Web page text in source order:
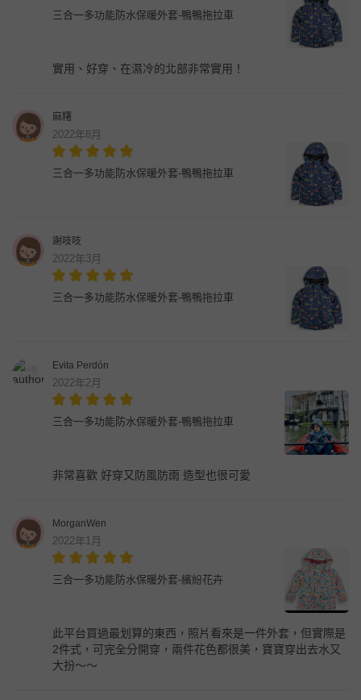
三合一多功能防水保暖外套-鴨鴨拖拉車
實用、好穿、在濕冷的北部非常實用！
麻糬
2022年8月
三合一多功能防水保暖外套-鴨鴨拖拉車
謝吱吱
2022年3月
三合一多功能防水保暖外套-鴨鴨拖拉車
Evita Perdón
2022年2月
三合一多功能防水保暖外套-鴨鴨拖拉車
非常喜歡 好穿又防風防雨 造型也很可愛
MorganWen
2022年1月
三合一多功能防水保暖外套-繽紛花卉
此平台買過最划算的東西，照片看來是一件外套，但實際是
2件式，可完全分開穿，兩件花色都很美，寶寶穿出去水又
大扮～～